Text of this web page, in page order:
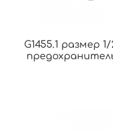
G1455.1 размер